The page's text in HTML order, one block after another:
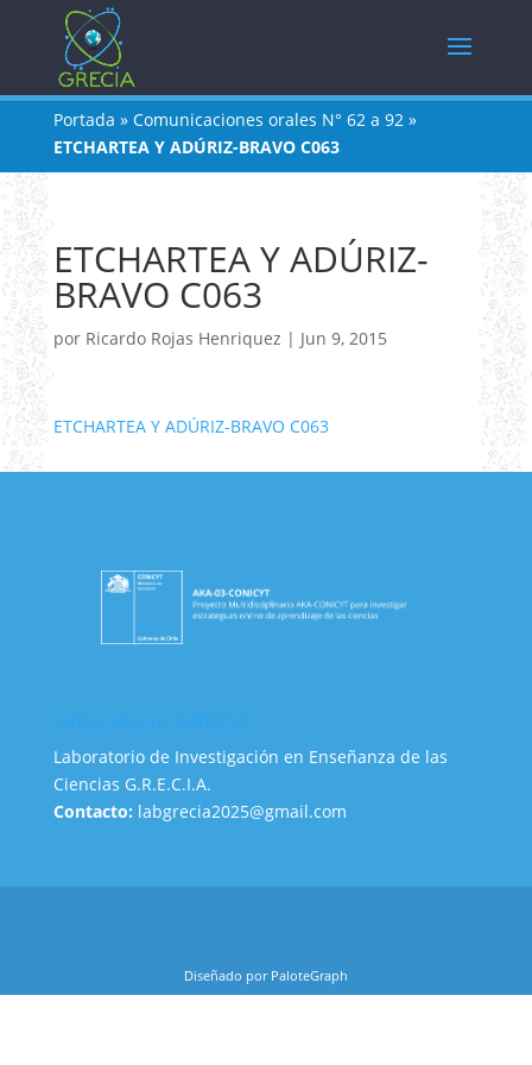
Portada » Comunicaciones orales N° 62 a 92»
ETCHARTEA Y ADÚRIZ-BRAVO C063
ETCHARTEA Y ADÚRIZ-
BRAVO C063
por Ricardo Rojas Henriquez | Jun 9, 2015
ETCHARTEA Y ADÚRIZ-BRAVO C063
Laboratorio de Investigación en Enseñanza de las
Ciencias G.R.E.C.I.A.
Contacto: labgrecia2025@gmail.com
Diseñado por PaloteGraph